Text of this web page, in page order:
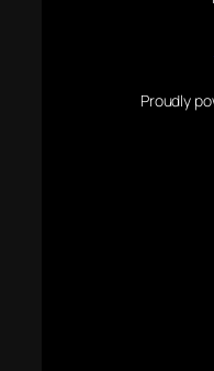
Proudly